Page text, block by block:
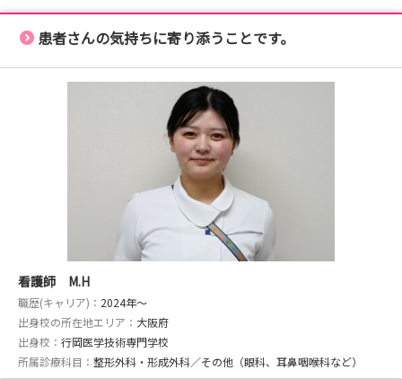
患者さんの気持ちに寄り添うことです。
看護師 M.H
職歴(キャリア)： 2024年〜
出身校の所在地エリア： 大阪府
出身校： 行岡医学技術専門学校
所属診療科目： 整形外科・形成外科／その他（眼科、耳鼻咽喉科など）